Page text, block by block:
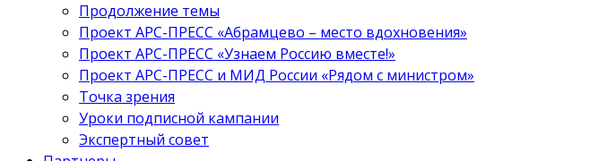
Продолжение темы
Проект АРС-ПРЕСС «Абрамцево – место вдохновения»
Проект АРС-ПРЕСС «Узнаем Россию вместе!»
Проект АРС-ПРЕСС и МИД России «Рядом с министром»
Точка зрения
Уроки подписной кампании
Экспертный совет